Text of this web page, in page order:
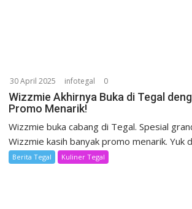
30 April 2025 infotegal 0
Wizzmie Akhirnya Buka di Tegal
Promo Menarik!
Wizzmie buka cabang di Tegal. Spesial
Wizzmie kasih banyak promo menarik. Yuk
Berita Tegal Kuliner Tegal